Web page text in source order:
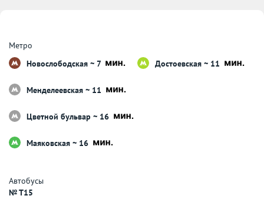
Метро
Новослободская ~ 7
Достоевская ~ 11
Менделеевская ~ 11
Цветной бульвар ~ 16
Маяковская ~ 16
Автобусы
№ T15